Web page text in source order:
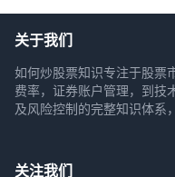
关于我们
如何炒股票知识专注于股票
费率，证券账户管理，到技
及风险控制的完整知识体系
关注我们